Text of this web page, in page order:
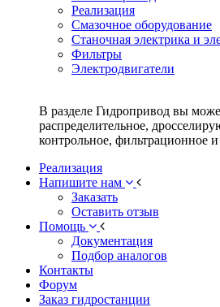
Реализация
Смазочное оборудование
Станочная электрика и
Фильтры
Электродвигатели
В разделе Гидропривод вы
распределительное,
контрольное, фильтрационное
Реализация
Напишите нам
Заказать
Оставить отзыв
Помощь
Документация
Подбор аналогов
Контакты
Форум
Заказ гидростанции